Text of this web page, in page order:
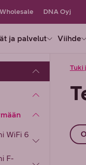
Wholesale DNA Oyj
ja palvelut Viihde
WiFi 6
F-
Tuki